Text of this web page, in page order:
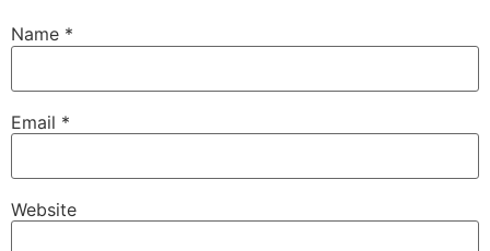
Name *
Email *
Website